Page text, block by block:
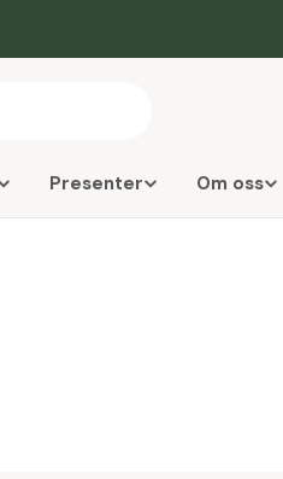
Presenter Om oss